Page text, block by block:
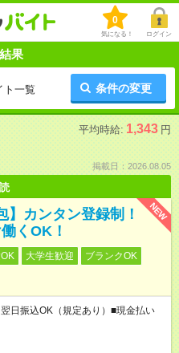
0
気になる！ ログイン
果
ト一覧 条件の変更
平均時給: 1,343 円
掲載日：2026.08.05
NEW
】カンタン登録制！
くOK！
大学生歓迎
ブランクOK
日振込OK（規定あり）■現金払い